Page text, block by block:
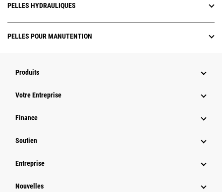
PELLES HYDRAULIQUES
PELLES POUR MANUTENTION
Produits
Votre Entreprise
Finance
Soutien
Entreprise
Nouvelles